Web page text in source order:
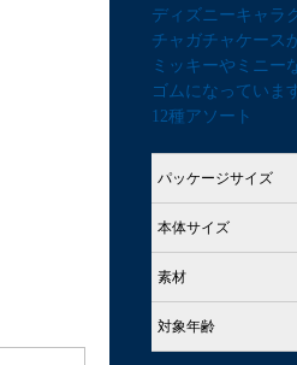
ディズニーキャラ
チャガチャケース
ミッキーやミニー
ゴムになっていま
12種アソート
パッケージサイズ
本体サイズ
素材
対象年齢